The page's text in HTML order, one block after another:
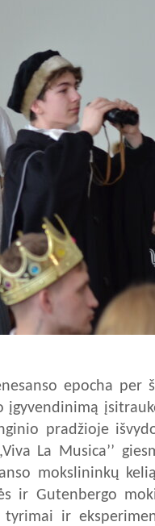
epocha per
pradžioje
La Musica’’
mokslininkų
ir Gutenbergo
ir